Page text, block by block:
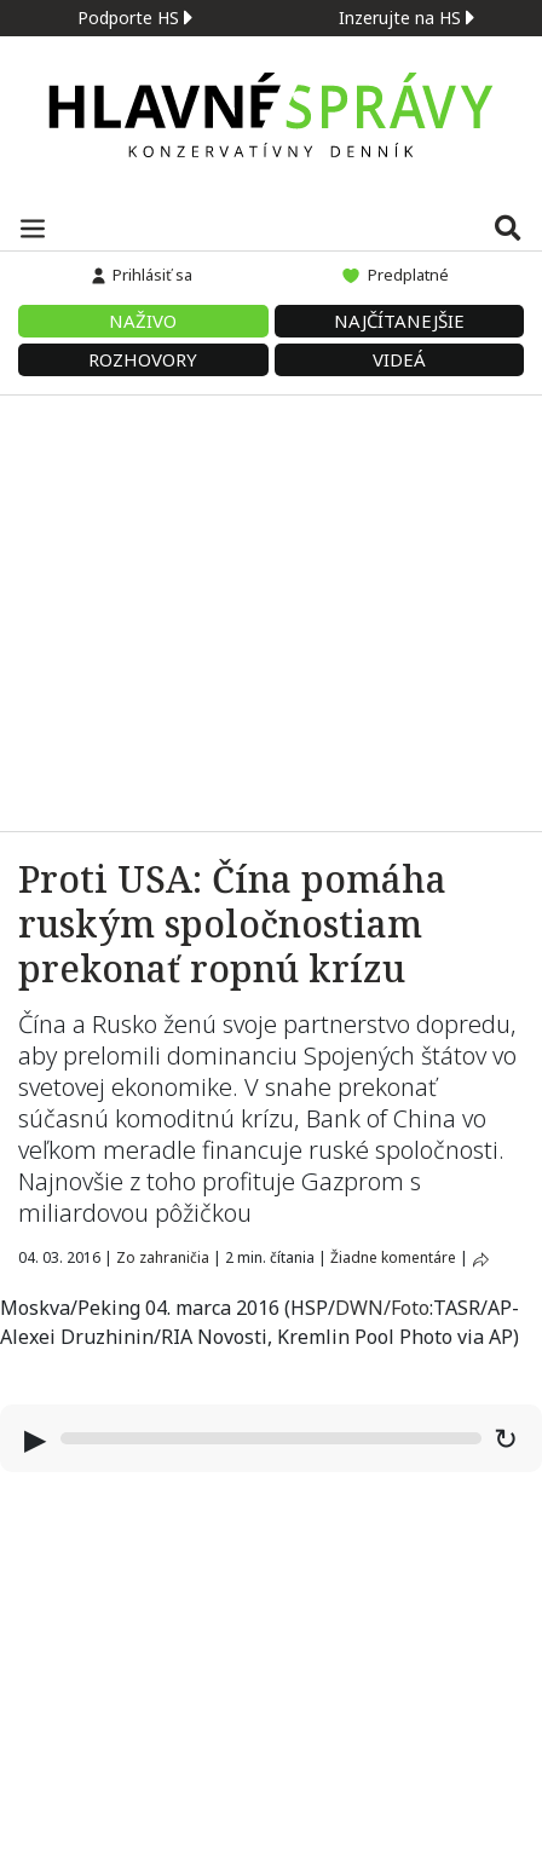
Podporte HS Inzerujte na HS
Prihlásiť sa Predplatné
NAŽIVO
NAJČÍTANEJŠIE
ROZHOVORY
VIDEÁ
Proti USA: Čína pomáha
ruským spoločnostiam
prekonať ropnú krízu
Čína a Rusko ženú svoje partnerstvo dopredu,
aby prelomili dominanciu Spojených štátov vo
svetovej ekonomike. V snahe prekonať
súčasnú komoditnú krízu, Bank of China vo
veľkom meradle financuje ruské spoločnosti.
Najnovšie z toho profituje Gazprom s
miliardovou pôžičkou
04. 03. 2016 | Zo zahraničia | 2 min. čítania | Žiadne komentáre |
Moskva/Peking 04. marca 2016 (HSP/DWN/Foto:TASR/AP-
Alexei Druzhinin/RIA Novosti, Kremlin Pool Photo via AP)
▶ ↻